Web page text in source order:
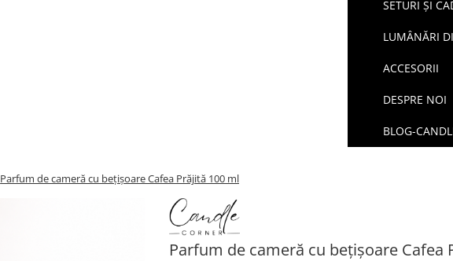
SETURI ȘI
LUMÂNĂRI
ACCESORII
DESPRE NOI
BLOG-
Parfum de cameră cu bețișoare Cafea Prăjită 100 ml
Parfum de cameră cu bețișoare Cafea